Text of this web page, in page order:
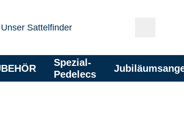
Unser Sattelfinder
Spezial-
Pedelecs